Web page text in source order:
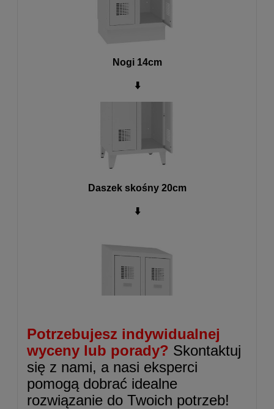
Nogi 14cm
⬇️
Daszek skośny 20cm
⬇️
Potrzebujesz indywidualnej
wyceny lub porady? Skontaktuj
się z nami, a nasi eksperci
pomogą dobrać idealne
rozwiązanie do Twoich potrzeb!